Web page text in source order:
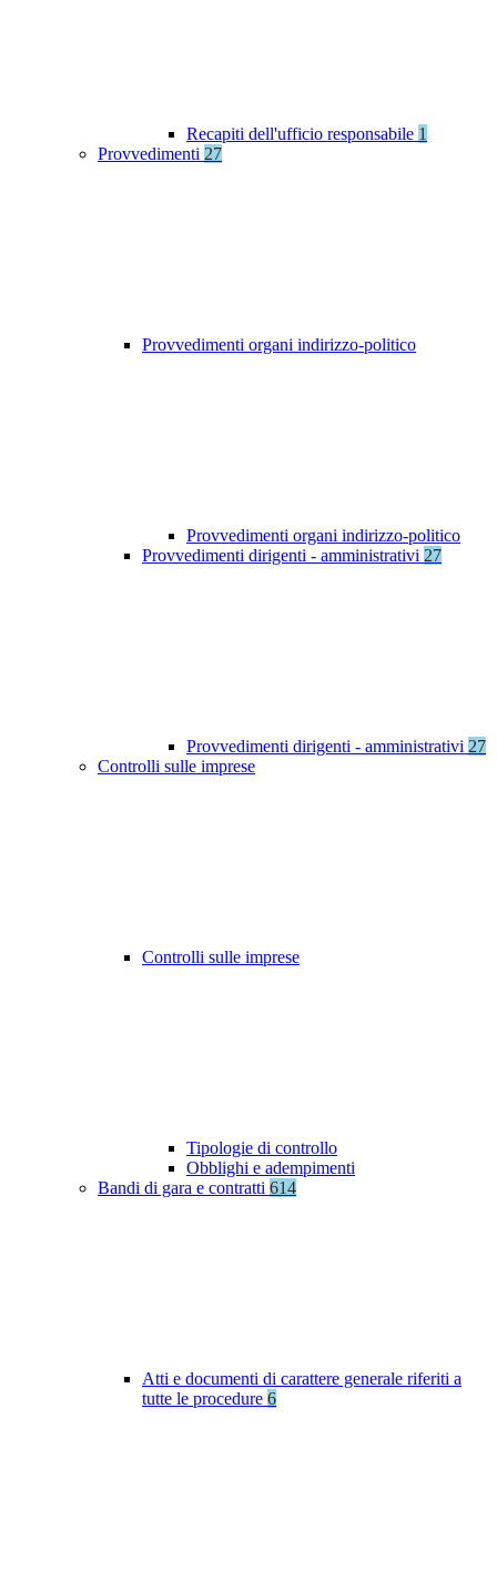
Recapiti dell'ufficio responsabile 1
Provvedimenti 27
Provvedimenti organi indirizzo-politico
Provvedimenti organi indirizzo-politico
Provvedimenti dirigenti - amministrativi 27
Provvedimenti dirigenti - amministrativi 27
Controlli sulle imprese
Controlli sulle imprese
Tipologie di controllo
Obblighi e adempimenti
Bandi di gara e contratti 614
Atti e documenti di carattere generale riferiti a
tutte le procedure 6